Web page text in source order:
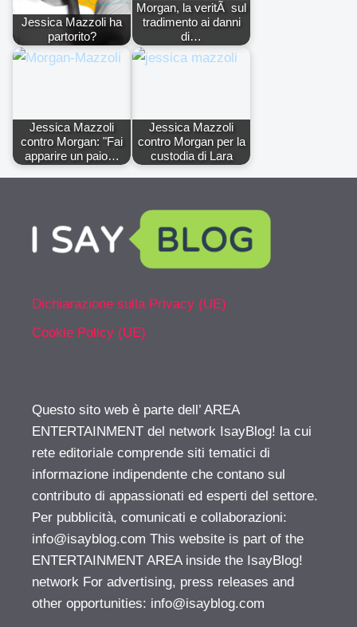
Jessica Mazzoli ha
partorito?
Morgan, la veritÃ sul
tradimento ai danni
di…
Jessica Mazzoli
contro Morgan: "Fai
apparire un paio…
Jessica Mazzoli
contro Morgan per la
custodia di Lara
Dichiarazione sulla Privacy (UE)
Cookie Policy (UE)
Questo sito web è parte dell’ AREA
ENTERTAINMENT del network IsayBlog! la cui
rete editoriale comprende siti tematici di
informazione indipendente che contano sul
contributo di appassionati ed esperti del settore.
Per pubblicità, comunicati e collaborazioni:
info@isayblog.com This website is part of the
ENTERTAINMENT AREA inside the IsayBlog!
network For advertising, press releases and
other opportunities: info@isayblog.com